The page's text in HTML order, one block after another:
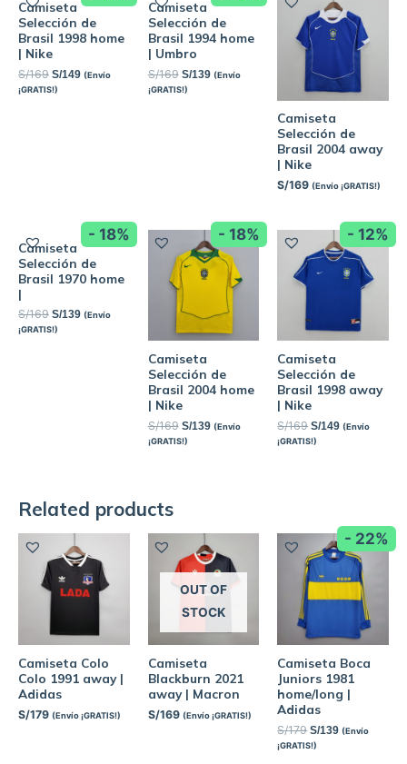
Camiseta
Selección de
Brasil 1998 home
| Nike
S/169 S/149 (Envío
¡GRATIS!)
Camiseta
Selección de
Brasil 1994 home
| Umbro
S/169 S/139 (Envío
¡GRATIS!)
Camiseta
Selección de
Brasil 2004 away
| Nike
S/169 (Envío ¡GRATIS!)
- 18%
Camiseta
Selección de
Brasil 1970 home
|
S/169 S/139 (Envío
¡GRATIS!)
- 18%
Camiseta
Selección de
Brasil 2004 home
| Nike
S/169 S/139 (Envío
¡GRATIS!)
- 12%
Camiseta
Selección de
Brasil 1998 away
| Nike
S/169 S/149 (Envío
¡GRATIS!)
Related products
Camiseta Colo
Colo 1991 away |
Adidas
S/179 (Envío ¡GRATIS!)
OUT OF
STOCK
Camiseta
Blackburn 2021
away | Macron
S/169 (Envío ¡GRATIS!)
- 22%
Camiseta Boca
Juniors 1981
home/long |
Adidas
S/179 S/139 (Envío
¡GRATIS!)